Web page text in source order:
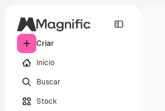
Criar
Início
Buscar
Stock